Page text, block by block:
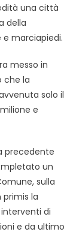
una città
della
marciapiedi.
messo in
che la
solo il
e
precedente
un
sulla
primis la
di
e da ultimo